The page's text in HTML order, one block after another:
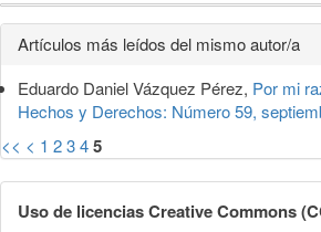
Detalles
del
artículo
Artículos más leídos del mismo autor/a
Eduardo Daniel Vázquez Pérez, Por mi
Hechos y Derechos: Número 59,
<< < 1 2345
Uso de licencias Creative Commons